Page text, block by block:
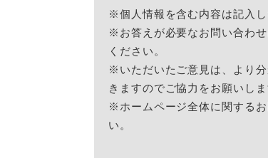
※個人情報を含む内容は記入し
※お答えが必要なお問い合わ
ください。
※いただいたご意見は、より
きますのでご協力をお願いしま
※ホームページ全体に関するお
い。